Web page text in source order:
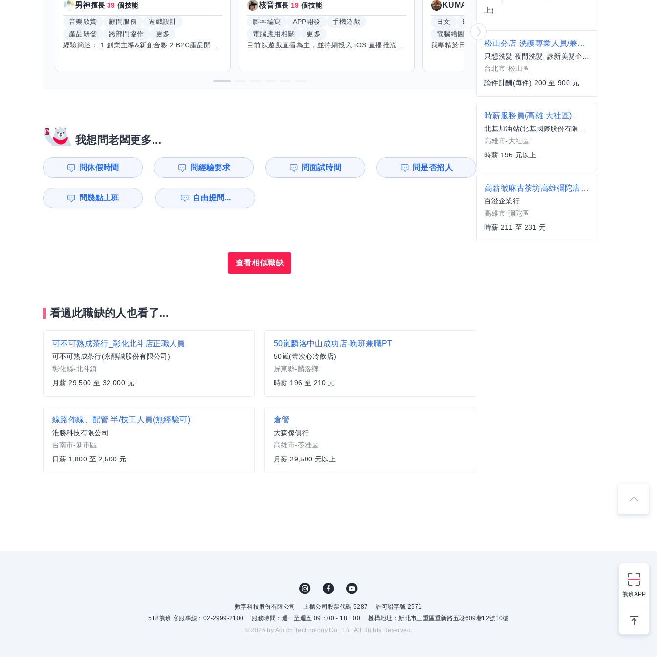
男神擅長39 個技能
音樂欣賞 顧問服務
遊戲設計
產品研發
跨部門協作
更多
經驗簡述： 1.創業主導&新創合夥 2.B2C產品開發運營一條龍 3.AI應用開發與量化研究新創 標籤話題都可以聊，開放交流 找尋共同創業機會，亦歡迎新創收編
核音擅長 19 個技能
腳本編寫 APP開發
手機遊戲
電腦應用相關
更多
目前以遊戲直播為主，並持續投入 iOS 直播推流應用開發。對直播技術、影音串流、AI 應用、內容創作與產品設計有濃厚興趣，平時透過實作累積開發經驗，也持續學習 Godot 遊戲開發、影音剪輯、音樂創作與編曲等相關技術。 希望透過技能交換認識不同背景的夥伴，一起交流開發經驗、Side Project、AI 工作流程、內容創作與職涯發展。如果你也對程式開發、直播技術、設計、美術、Cosplay、造型、化妝、攝影、影音製作、音樂創作等領域有興趣，都很歡迎交流，彼此分享經驗、互相學習，一起成長。
KUMA 19
日文 Excel
電腦繪圖
手繪
我專精於日文語言及文書處理軟體，尤其擅長Excel與Word的高效運用，具備穩健的專業技能。近期希望拓展英文溝通能力，進而深入遊戲設計與動畫製作領域。期盼透過技能交流，共同成長，彼此激盪出創新思維，提升專業價值。若您在相關領域有心得，樂於互惠分享，誠摯邀請一同探索更多可能。
我想問老闆更多...
問休假時間 問經驗要求 問面試時間 問是否招人
問幾點上班 自由提問...
查看相似職缺
看過此職缺的人也看了...
可不可熟成茶行_彰化北斗店正職人員
可不可熟成茶行(永醇誠股份有限公司)
彰化縣-北斗鎮
月薪 29,500 至 32,000 元
50嵐麟洛中山成功店-晚班兼職PT
50嵐(壹次心冷飲店)
屏東縣-麟洛鄉
時薪 196 至 210 元
線路佈線、配管 半/技工人員(無經驗可)
淮勝科技有限公司
台南市-新市區
日薪 1,800 至 2,500 元
倉管
大森傢俱行
高雄市-苓雅區
月薪 29,500 元以上
上)
松山分店-洗護專業人員/兼職/(需有經驗)
只想洗髮 夜間洗髮_詠新美髮企業社
台北市-松山區
論件計酬(每件) 200 至 900 元
時薪服務員(高雄 大社區)
北基加油站(北基國際股份有限公司)
高雄市-大社區
時薪 196 元以上
高薪徵麻古茶坊高雄彌陀店-晚班工讀PT
百澄企業行
高雄市-彌陀區
時薪 211 至 231 元
熊班APP
數字科技股份有限公司
上櫃公司股票代碼 5287
許可證字號 2571
518熊班 客服專線：02-2999-2100
服務時間：週一至週五 09：00 - 18：00
機構地址：新北市三重區重新路五段609巷12號10樓
© 2026 by Addcn Technology Co., Ltd. All Rights Reserved.